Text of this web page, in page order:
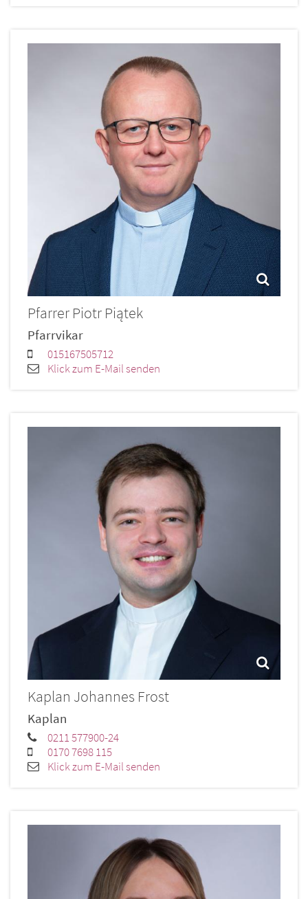
Pfarrer Piotr Piątek
Pfarrvikar
015167505712
Klick zum E-Mail senden
Kaplan Johannes Frost
Kaplan
0211 577900-24
0170 7698 115
Klick zum E-Mail senden